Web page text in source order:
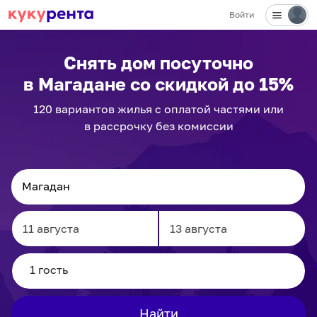
Войти
Снять дом посуточно
в Магадане со скидкой до 15%
120 вариантов жилья с оплатой частями или
в рассрочку без комиссии
Navigate
forward
to
interact
Navigate
to
interact
Найти
✕